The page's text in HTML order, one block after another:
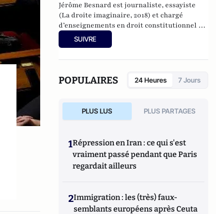
Jérôme Besnard est journaliste, essayiste
(La droite imaginaire, 2018) et chargé
d’enseignements en droit constitutionnel à
l’Université Paris Cité.
SUIVRE
POPULAIRES 24 Heures 7 Jours
PLUS LUS PLUS PARTAGES
1Répression en Iran : ce qui s'est
vraiment passé pendant que Paris
regardait ailleurs
2Immigration : les (très) faux-
semblants européens après Ceuta